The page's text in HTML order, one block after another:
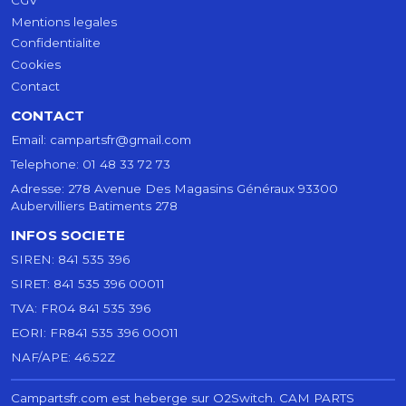
Mentions legales
Confidentialite
Cookies
Contact
CONTACT
Email: campartsfr@gmail.com
Telephone: 01 48 33 72 73
Adresse: 278 Avenue Des Magasins Généraux 93300
Aubervilliers Batiments 278
INFOS SOCIETE
SIREN: 841 535 396
SIRET: 841 535 396 00011
TVA: FR04 841 535 396
EORI: FR841 535 396 00011
NAF/APE: 46.52Z
Campartsfr.com est heberge sur O2Switch. CAM PARTS